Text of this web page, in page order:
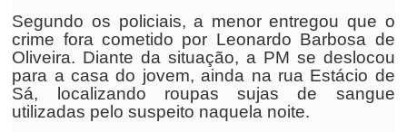
Segundo os policiais, a menor entregou que o
crime fora cometido por Leonardo Barbosa de
Oliveira. Diante da situação, a PM se deslocou
para a casa do jovem, ainda na rua Estácio de
Sá, localizando roupas sujas de sangue
utilizadas pelo suspeito naquela noite.